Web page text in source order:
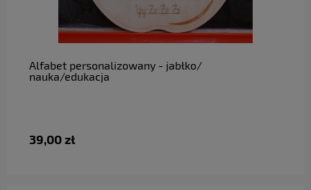
Alfabet personalizowany - jabłko/
nauka/edukacja
39,00 zł
do koszyka